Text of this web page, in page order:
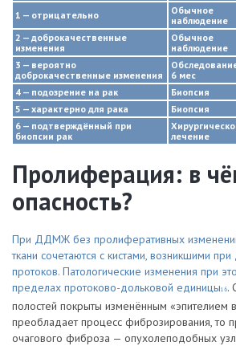
1 — отрицательно
Обычное
наблюдение
2 — доброкачественные
изменения
Обычное
наблюдение
3 — вероятно
доброкачественные изменения
6 мес
4 — подозрение на рак
Биопсия
5 — характерно для рака
Биопсия
6 — подтверждённый при
биопсии рак
лечение
Пролиферация: в
опасность?
При ДДМЖ без пролиферативных
ткани сочетаются с кистами, возникшими
протоков. Патологические изменения при
пределах протоково-дольковой единицы16.
полостей покрыты изменённым «эпителием
преобладает процесс фиброзирования, то
очагового фиброза — опухолеподобных